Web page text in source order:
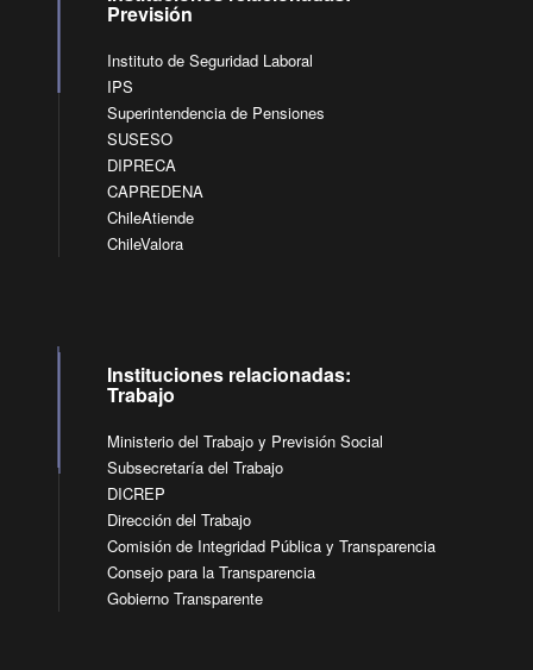
Previsión
Instituto de Seguridad Laboral
IPS
Superintendencia de Pensiones
SUSESO
DIPRECA
CAPREDENA
ChileAtiende
ChileValora
Instituciones relacionadas:
Trabajo
Ministerio del Trabajo y Previsión Social
Subsecretaría del Trabajo
DICREP
Dirección del Trabajo
Comisión de Integridad Pública y Transparencia
Consejo para la Transparencia
Gobierno Transparente